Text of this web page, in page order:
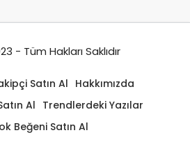
- Tüm Hakları Saklıdır
Satın Al Hakkımızda
Al Trendlerdeki Yazılar
Beğeni Satın Al